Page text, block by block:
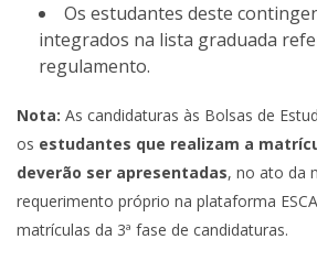
Os estudantes deste
integrados na lista graduada
regulamento.
Nota: As candidaturas às Bolsas de
os estudantes que realizam a
deverão ser apresentadas, no ato da
requerimento próprio na plataforma
matrículas da 3ª fase de candidaturas.